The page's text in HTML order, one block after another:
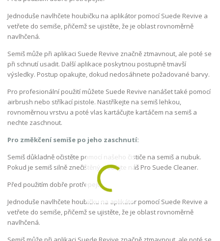
Jednoduše navlhčete houbičku na aplikátor pomocí Suede Revive a
vetřete do semiše, přičemž se ujistěte, že je oblast rovnoměrně
navlhčená.
Semiš může při aplikaci Suede Revive značně ztmavnout, ale poté se
při schnutí usadit. Další aplikace poskytnou postupně tmavší
výsledky. Postup opakujte, dokud nedosáhnete požadované barvy.
Pro profesionální použití můžete Suede Revive nanášet také pomocí
airbrush nebo stříkací pistole. Nastříkejte na semiš lehkou,
rovnoměrnou vrstvu a poté vlas kartáčujte kartáčem na semiš a
nechte zaschnout.
Pro změkčení semiše po jeho zaschnutí:
Semiš důkladně očistěte pomocí našeho čističe na semiš a nubuk.
Pokud je semiš silně znečištěný, použijte náš Pro Suede Cleaner.
Před použitím dobře protřepejte.
Jednoduše navlhčete houbičku na aplikátor pomocí Suede Revive a
vetřete do semiše, přičemž se ujistěte, že je oblast rovnoměrně
navlhčená.